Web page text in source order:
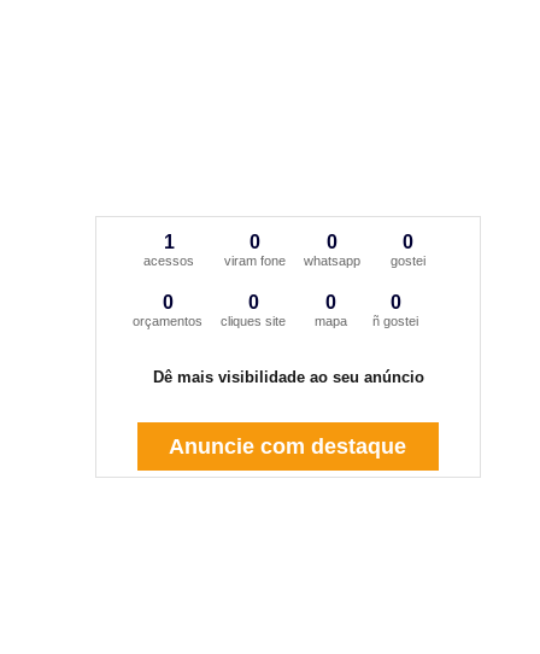
1
acessos
0
viram fone
0
whatsapp
0
gostei
0
orçamentos
0
cliques site
0
mapa
0
ñ gostei
Dê mais visibilidade ao seu anúncio
Anuncie com destaque